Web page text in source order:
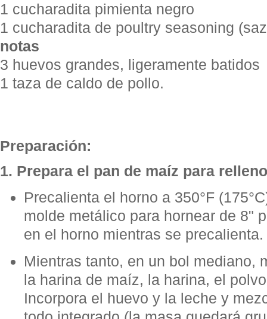
1 cucharadita pimienta negro
1 cucharadita de poultry seasoning
notas
3 huevos grandes, ligeramente batidos
1 taza de caldo de pollo.
Preparación:
1. Prepara el pan de maíz para
Precalienta el horno a 350°F
molde metálico para hornear de 8"
en el horno mientras se precalienta.
Mientras tanto, en un bol mediano,
la harina de maíz, la harina, el
Incorpora el huevo y la leche y